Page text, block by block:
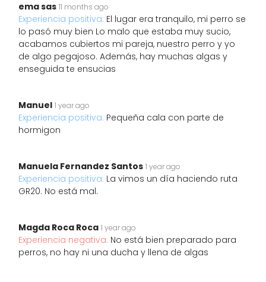
ema sas 11 months ago
Experiencia positiva: El lugar era tranquilo, mi perro se
lo pasó muy bien Lo malo que estaba muy sucio,
acabamos cubiertos mi pareja, nuestro perro y yo
de algo pegajoso. Además, hay muchas algas y
enseguida te ensucias
Manuel 1 year ago
Experiencia positiva: Pequeña cala con parte de
hormigon
Manuela Fernandez Santos 1 year ago
Experiencia positiva: La vimos un día haciendo ruta
GR20. No está mal.
Magda Roca Roca 1 year ago
Experiencia negativa: No está bien preparado para
perros, no hay ni una ducha y llena de algas